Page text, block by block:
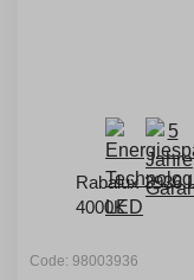
Rabalux 3936
4000K
Code: 98003936